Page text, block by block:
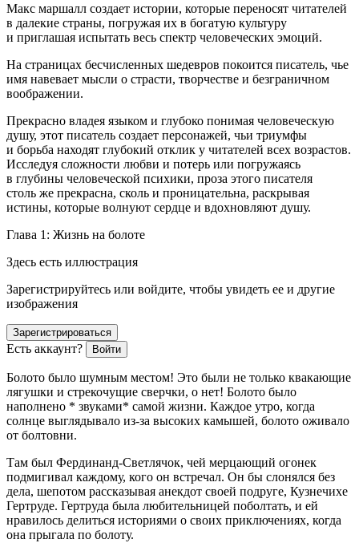
Макс маршалл создает истории, которые переносят читателей
в далекие страны, погружая их в богатую культуру
и приглашая испытать весь спектр человеческих эмоций.
На страницах бесчисленных шедевров покоится писатель, чье
имя навевает мысли о страсти, творчестве и безграничном
воображении.
Прекрасно владея языком и глубоко понимая человеческую
душу, этот писатель создает персонажей, чьи триумфы
и борьба находят глубокий отклик у читателей всех возрастов.
Исследуя сложности любви и потерь или погружаясь
в глубины человеческой психики, проза этого писателя
столь же прекрасна, сколь и проницательна, раскрывая
истины, которые волнуют сердце и вдохновляют душу.
Глава 1: Жизнь на болоте
Здесь есть иллюстрация
Зарегистрируйтесь или войдите, чтобы увидеть ее и другие
изображения
Зарегистрироваться
Есть аккаунт? Войти
Болото было шумным местом! Это были не только квакающие
лягушки и стрекочущие сверчки, о нет! Болото было
наполнено * звуками* самой жизни. Каждое утро, когда
солнце выглядывало из-за высоких камышей, болото оживало
от болтовни.
Там был Фердинанд-Светлячок, чей мерцающий огонек
подмигивал каждому, кого он встречал. Он бы слонялся без
дела, шепотом рассказывая анекдот своей подруге, Кузнечихе
Гертруде. Гертруда была любительницей поболтать, и ей
нравилось делиться историями о своих приключениях, когда
она прыгала по болоту.